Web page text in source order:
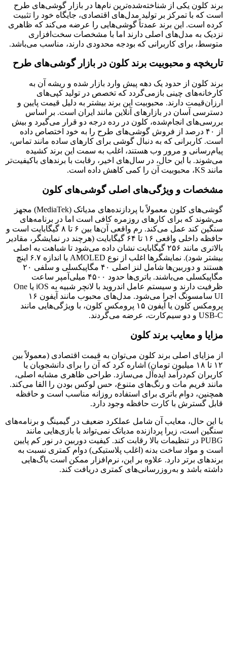
برند کلون یکی از شناخته‌شده‌ترین نام‌ها در بازار گوشی‌های طرح
است که با تمرکز بر تولید مدل‌های اقتصادی، جایگاه خود را تثبیت
کرده است. این برند عمدتاً گوشی‌هایی را عرضه می‌کند که ظاهری
نزدیک به مدل‌های اصلی دارند اما با مشخصات سخت‌افزاری
متوسط، برای کاربرانی که بودجه محدودی دارند، مناسب می‌باشد.
تاریخچه و محبوبیت برند کلون در بازار گوشی‌های طرح
برند کلون از حدود یک دهه پیش وارد بازار شده و ریشه آن به
کارخانه‌های چینی بازمی‌گردد که تخصص در تولید کپی‌های
ارزان‌قیمت دارند. محبوبیت این برند بیشتر به دلیل قیمت پایین و
دسترسی آسان در بازارهای آنلاین مانند ایران است. بر اساس
بررسی‌های انجام‌شده، کلون در رده درجه دو قرار می‌گیرد و بیش
از ۴۰ درصد از فروش گوشی‌های طرح را به خود اختصاص داده
است. کاربرانی که به دنبال گوشی برای کارهای ساده مانند تماس،
پیام‌رسانی و مرور وب هستند، اغلب به سمت این برند کشیده
می‌شوند. با این حال، در سال‌های اخیر، رقابت با برندهای باکیفیت‌تر
مانند KS، محبوبیت آن را کمی کاهش داده است.
مشخصات و ویژگی‌های اصلی گوشی‌های کلون
گوشی‌های کلون معمولاً با پردازنده‌های مدیاتک (MediaTek) مجهز
می‌شوند که برای کارهای روزمره کافی است اما در برنامه‌های
سنگین کند عمل می‌کند. رم واقعی آن‌ها بین ۶ تا ۸ گیگابایت است و
حافظه داخلی واقعی ۱۶ تا ۶۴ گیگابایت (هرچند در نمایشگر، مقادیر
بالاتری مانند ۲۵۶ گیگابایت نشان داده می‌شود تا شباهت به اصلی
بیشتر شود). نمایشگرها اغلب از نوع AMOLED با اندازه ۶.۷ اینچ
هستند و دوربین‌ها شامل لنز اصلی ۴۰ مگاپیکسلی و سلفی ۲۰
مگاپیکسلی می‌باشند. باتری‌ها حدود ۴۵۰۰ میلی‌آمپر ساعت
ظرفیت دارند و سیستم عامل اندروید با لانچر شبیه به iOS یا One
UI سامسونگ اجرا می‌شود. مدل‌های محبوب مانند آیفون ۱۶
پرومکس کلون یا آیفون ۱۵ پرومکس کلون، با ویژگی‌هایی مانند
USB-C و دو سیم‌کارت، عرضه می‌گردند.
مزایا و معایب برند کلون
از مزایای اصلی برند کلون می‌توان به قیمت اقتصادی (معمولاً بین
۱۲ تا ۱۸ میلیون تومان) اشاره کرد که آن را برای دانشجویان یا
کاربران کم‌درآمد ایده‌آل می‌سازد. طراحی ظاهری مشابه اصلی،
مانند فریم مات و رنگ‌های متنوع، حس لوکس بودن را القا می‌کند.
همچنین، دوام باتری برای استفاده روزانه مناسب است و حافظه
قابل گسترش با کارت حافظه وجود دارد.
با این حال، معایب آن شامل عملکرد ضعیف در گیمینگ و برنامه‌های
سنگین است، زیرا پردازنده مدیاتک نمی‌تواند با بازی‌هایی مانند
PUBG در تنظیمات بالا رقابت کند. کیفیت دوربین در نور کم پایین
است و مواد ساخت بدنه (اغلب پلاستیکی) دوام کمتری نسبت به
برندهای برتر دارد. علاوه بر این، نرم‌افزار ممکن است باگ‌هایی
داشته باشد و به‌روزرسانی‌های کمتری دریافت کند.